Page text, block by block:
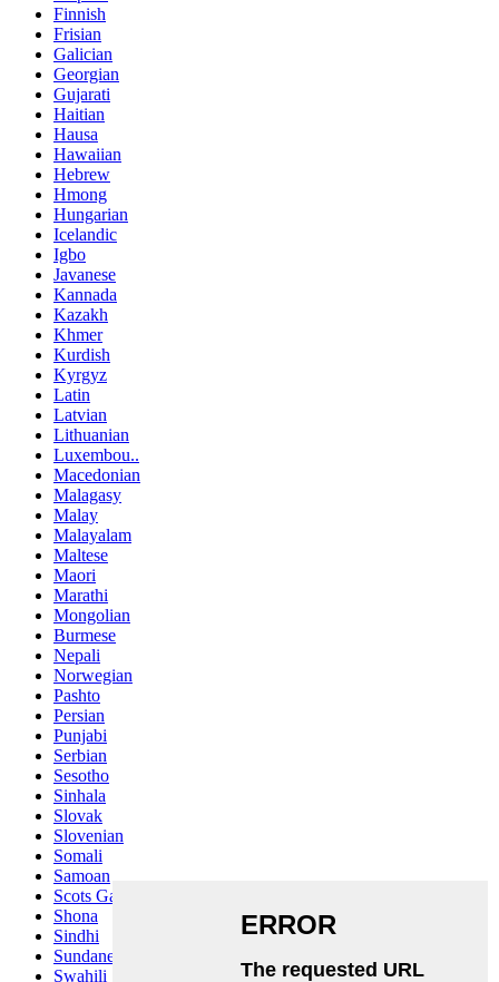
Finnish
Frisian
Galician
Georgian
Gujarati
Haitian
Hausa
Hawaiian
Hebrew
Hmong
Hungarian
Icelandic
Igbo
Javanese
Kannada
Kazakh
Khmer
Kurdish
Kyrgyz
Latin
Latvian
Lithuanian
Luxembou..
Macedonian
Malagasy
Malay
Malayalam
Maltese
Maori
Marathi
Mongolian
Burmese
Nepali
Norwegian
Pashto
Persian
Punjabi
Serbian
Sesotho
Sinhala
Slovak
Slovenian
Somali
Samoan
Scots Gaelic
Shona
Sindhi
Sundanese
Swahili